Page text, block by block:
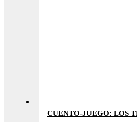
CUENTO-JUEGO: LOS